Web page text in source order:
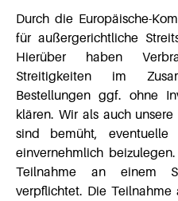
Durch die Europäische-
für außergerichtliche
Hierüber haben
Streitigkeiten im
Bestellungen ggf. ohne
klären. Wir als auch
sind bemüht, eventuelle
einvernehmlich
Teilnahme an einem
verpflichtet. Die